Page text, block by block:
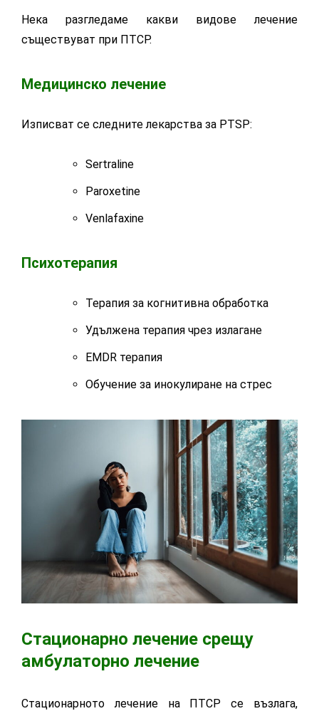
Нека разгледаме какви видове лечение
съществуват при ПТСР.
Медицинско лечение
Изписват се следните лекарства за PTSP:
Sertraline
Paroxetine
Venlafaxine
Психотерапия
Терапия за когнитивна обработка
Удължена терапия чрез излагане
EMDR терапия
Обучение за инокулиране на стрес
Стационарно лечение срещу
амбулаторно лечение
Стационарното лечение на ПТСР се възлага,